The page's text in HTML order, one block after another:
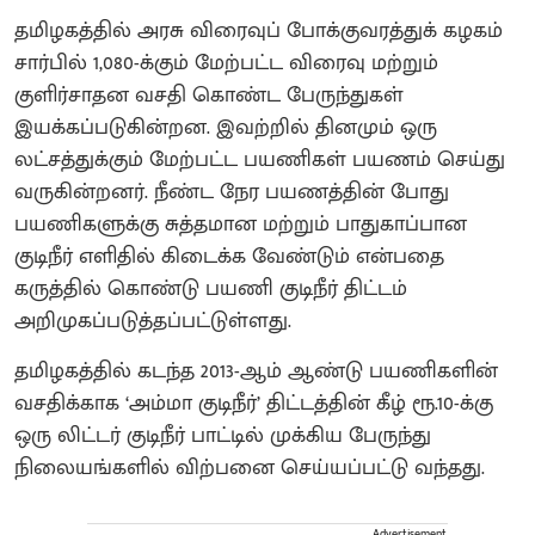
தமிழகத்தில் அரசு விரைவுப் போக்குவரத்துக் கழகம்
சார்பில் 1,080-க்கும் மேற்பட்ட விரைவு மற்றும்
குளிர்சாதன வசதி கொண்ட பேருந்துகள்
இயக்கப்படுகின்றன. இவற்றில் தினமும் ஒரு
லட்சத்துக்கும் மேற்பட்ட பயணிகள் பயணம் செய்து
வருகின்றனர். நீண்ட நேர பயணத்தின் போது
பயணிகளுக்கு சுத்தமான மற்றும் பாதுகாப்பான
குடிநீர் எளிதில் கிடைக்க வேண்டும் என்பதை
கருத்தில் கொண்டு பயணி குடிநீர் திட்டம்
அறிமுகப்படுத்தப்பட்டுள்ளது.
தமிழகத்தில் கடந்த 2013-ஆம் ஆண்டு பயணிகளின்
வசதிக்காக ‘அம்மா குடிநீர்’ திட்டத்தின் கீழ் ரூ.10-க்கு
ஒரு லிட்டர் குடிநீர் பாட்டில் முக்கிய பேருந்து
நிலையங்களில் விற்பனை செய்யப்பட்டு வந்தது.